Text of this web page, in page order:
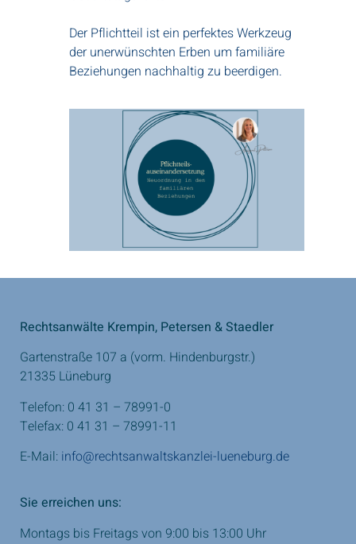
Der Pflichtteil ist ein perfektes Werkzeug
der unerwünschten Erben um familiäre
Beziehungen nachhaltig zu beerdigen.
Rechtsanwälte Krempin, Petersen & Staedler
Gartenstraße 107 a (vorm. Hindenburgstr.)
21335 Lüneburg
Telefon: 0 41 31 – 78991-0
Telefax: 0 41 31 – 78991-11
E-Mail: info@rechtsanwaltskanzlei-lueneburg.de
Sie erreichen uns:
Montags bis Freitags von 9:00 bis 13:00 Uhr